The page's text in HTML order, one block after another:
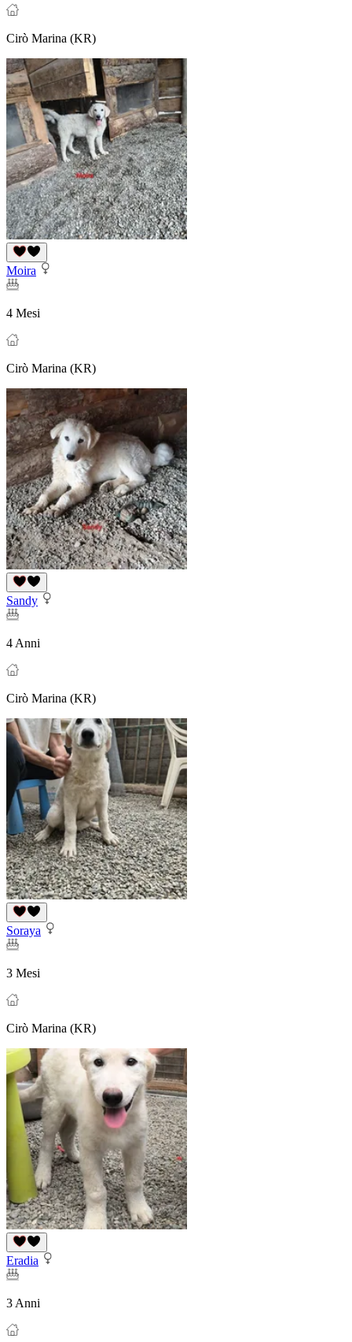
Cirò Marina (KR)
Moira
4 Mesi
Cirò Marina (KR)
Sandy
4 Anni
Cirò Marina (KR)
Soraya
3 Mesi
Cirò Marina (KR)
Eradia
3 Anni